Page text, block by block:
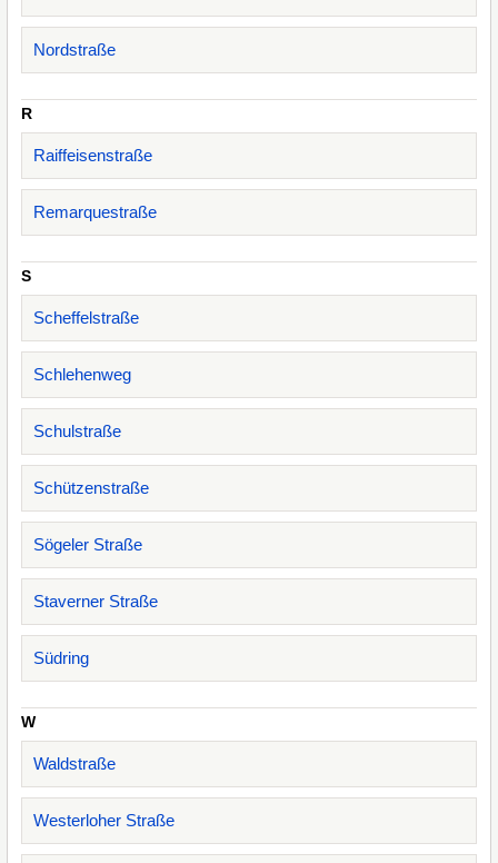
Nordstraße
R
Raiffeisenstraße
Remarquestraße
S
Scheffelstraße
Schlehenweg
Schulstraße
Schützenstraße
Sögeler Straße
Staverner Straße
Südring
W
Waldstraße
Westerloher Straße